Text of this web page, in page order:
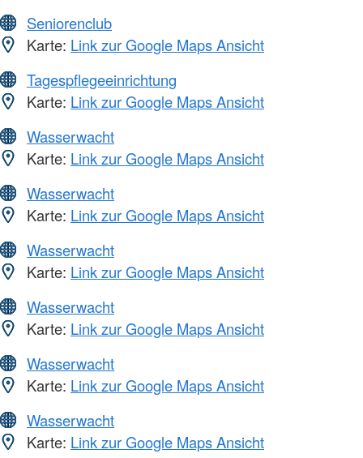
Seniorenclub
Karte: Link zur Google Maps Ansicht
Tagespflegeeinrichtung
Karte: Link zur Google Maps Ansicht
Wasserwacht
Karte: Link zur Google Maps Ansicht
Wasserwacht
Karte: Link zur Google Maps Ansicht
Wasserwacht
Karte: Link zur Google Maps Ansicht
Wasserwacht
Karte: Link zur Google Maps Ansicht
Wasserwacht
Karte: Link zur Google Maps Ansicht
Wasserwacht
Karte: Link zur Google Maps Ansicht